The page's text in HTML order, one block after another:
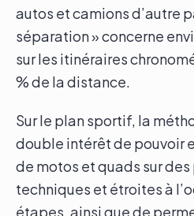
autos et camions d’autre
séparation » concerne
sur les itinéraires
% de la distance.
Sur le plan sportif, la
double intérêt de pouvoir
de motos et quads sur
techniques et étroites à
étapes, ainsi que de